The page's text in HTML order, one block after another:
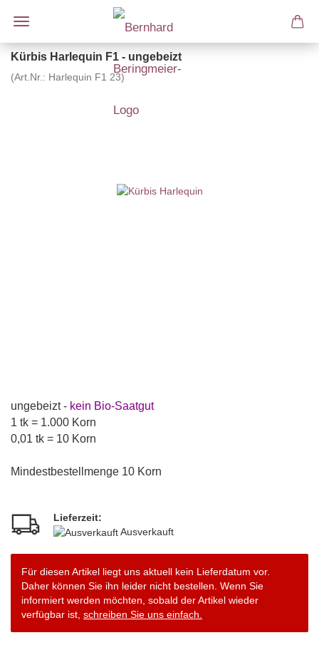
Kürbis Harlequin F1 - ungebeizt
(Art.Nr.: Harlequin F1 23)
ungebeizt - kein Bio-Saatgut
1 tk = 1.000 Korn
0,01 tk = 10 Korn
Mindestbestellmenge 10 Korn
Lieferzeit:
Ausverkauft
Für diesen Artikel liegt uns aktuell kein Lieferdatum vor.
Daher können Sie ihn leider nicht bestellen. Wenn Sie
informiert werden möchten, sobald der Artikel wieder
verfügbar ist, schreiben Sie uns einfach.